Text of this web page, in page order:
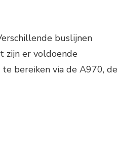
buslijnen
zijn er voldoende
bereiken via de A970, de